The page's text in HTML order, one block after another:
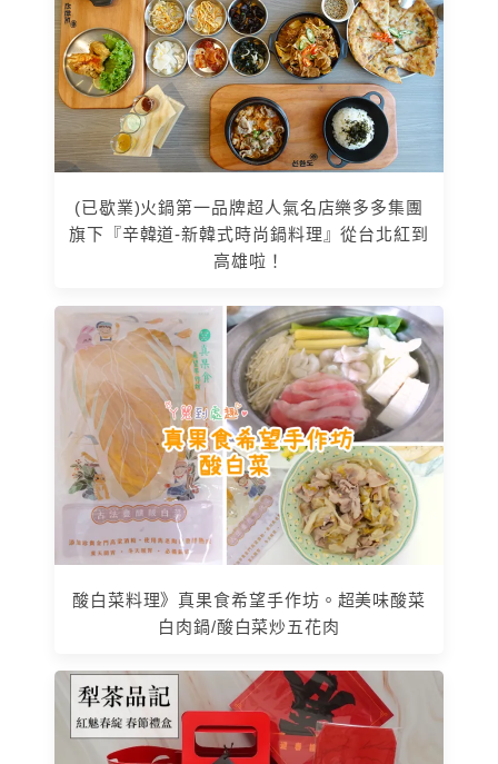
(已歇業)火鍋第一品牌超人氣名店樂多多集團
旗下『辛韓道-新韓式時尚鍋料理』從台北紅到
高雄啦！
酸白菜料理》真果食希望手作坊。超美味酸菜
白肉鍋/酸白菜炒五花肉